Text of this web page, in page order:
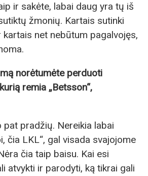
ir sakėte, labai daug yra tų iš
žmonių. Kartais sutinki
net nebūtum pagalvojęs,
norėtumėte perduoti
remia „Betsson“,
pat pradžių. Nereikia labai
čia LKL“, gal visada svajojome
čia taip baisu. Kai esi
atvykti ir parodyti, ką tikrai gali